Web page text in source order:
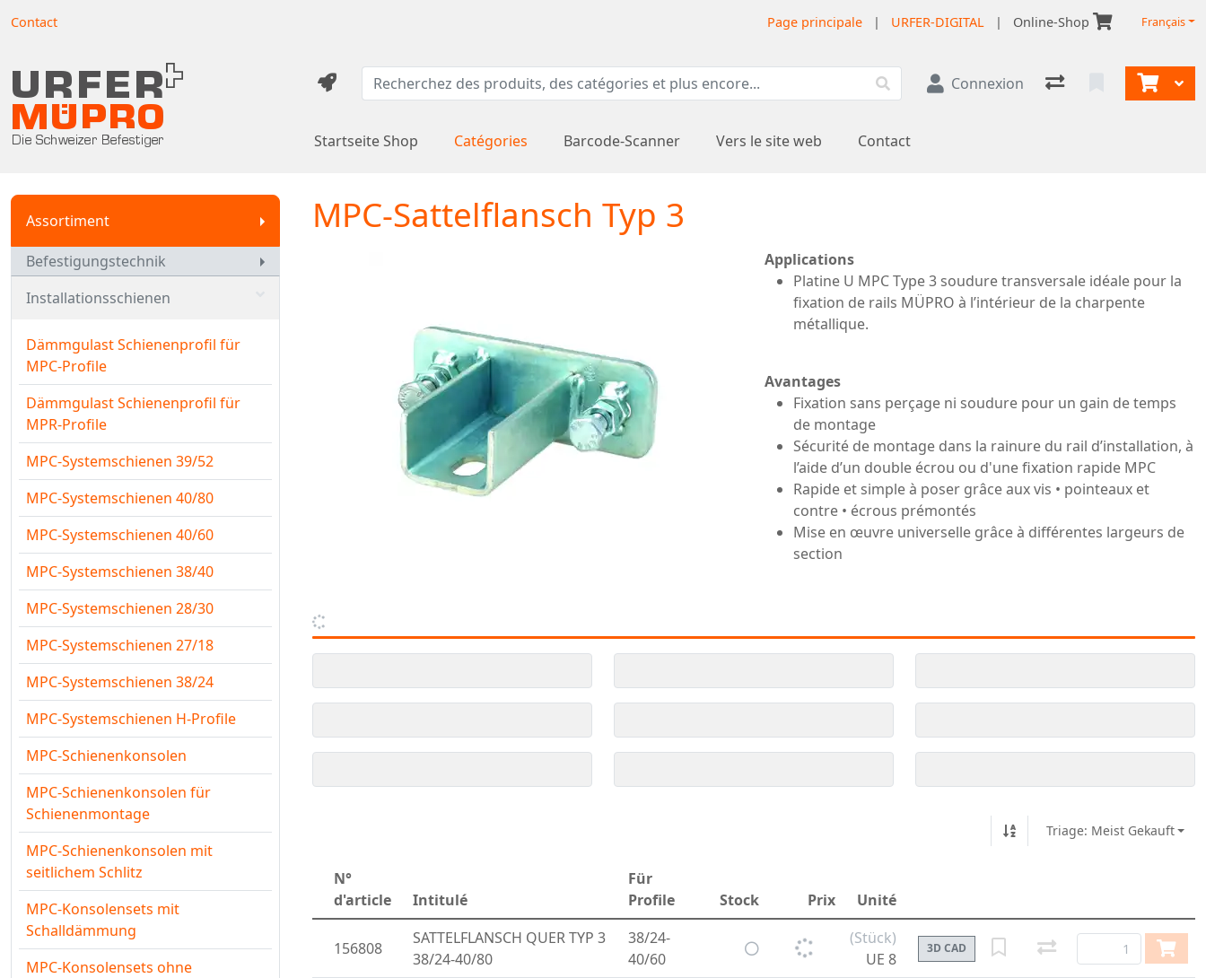
Contact Page principale | URFER-DIGITAL | Online-Shop Français
Connexion
Startseite Shop Catégories Barcode-Scanner Vers le site web Contact
Assortiment
Befestigungstechnik
Installationsschienen
Dämmgulast Schienenprofil für
MPC-Profile
Dämmgulast Schienenprofil für
MPR-Profile
MPC-Systemschienen 39/52
MPC-Systemschienen 40/80
MPC-Systemschienen 40/60
MPC-Systemschienen 38/40
MPC-Systemschienen 28/30
MPC-Systemschienen 27/18
MPC-Systemschienen 38/24
MPC-Systemschienen H-Profile
MPC-Schienenkonsolen
MPC-Schienenkonsolen für
Schienenmontage
MPC-Schienenkonsolen mit
seitlichem Schlitz
MPC-Konsolensets mit
Schalldämmung
MPC-Konsolensets ohne
MPC-Sattelflansch Typ 3
Applications
Platine U MPC Type 3 soudure transversale idéale pour la
fixation de rails MÜPRO à l’intérieur de la charpente
métallique.
Avantages
Fixation sans perçage ni soudure pour un gain de temps
de montage
Sécurité de montage dans la rainure du rail d’installation, à
l’aide d’un double écrou ou d'une fixation rapide MPC
Rapide et simple à poser grâce aux vis • pointeaux et
contre • écrous prémontés
Mise en œuvre universelle grâce à différentes largeurs de
section
Triage: Meist Gekauft
N°
d'article
Intitulé
Für
Profile
Stock Prix Unité
156808
SATTELFLANSCH QUER TYP 3
38/24-40/80
38/24-
40/60
(Stück)
UE 8
3D CAD